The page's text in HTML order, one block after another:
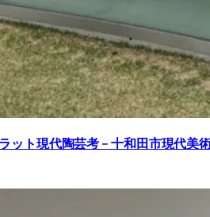
ット現代陶芸考 – 十和田市現代美